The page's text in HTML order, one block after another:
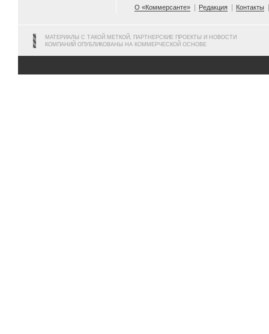
О «Коммерсанте»
Редакция Контакты
МАТЕРИАЛЫ С ТАКОЙ МЕТКОЙ, ПАРТНЕРСКИЕ ПРОЕКТЫ И НОВОСТИ
КОМПАНИЙ ОПУБЛИКОВАНЫ НА КОММЕРЧЕСКОЙ ОСНОВЕ